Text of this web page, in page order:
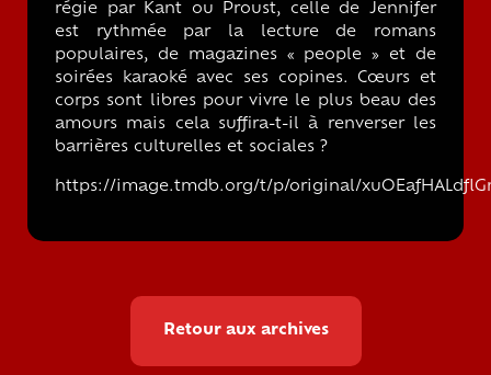
régie par Kant ou Proust, celle de Jennifer
est rythmée par la lecture de romans
populaires, de magazines « people » et de
soirées karaoké avec ses copines. Cœurs et
corps sont libres pour vivre le plus beau des
amours mais cela suffira-t-il à renverser les
barrières culturelles et sociales ?
https://image.tmdb.org/t/p/original/
Retour aux archives